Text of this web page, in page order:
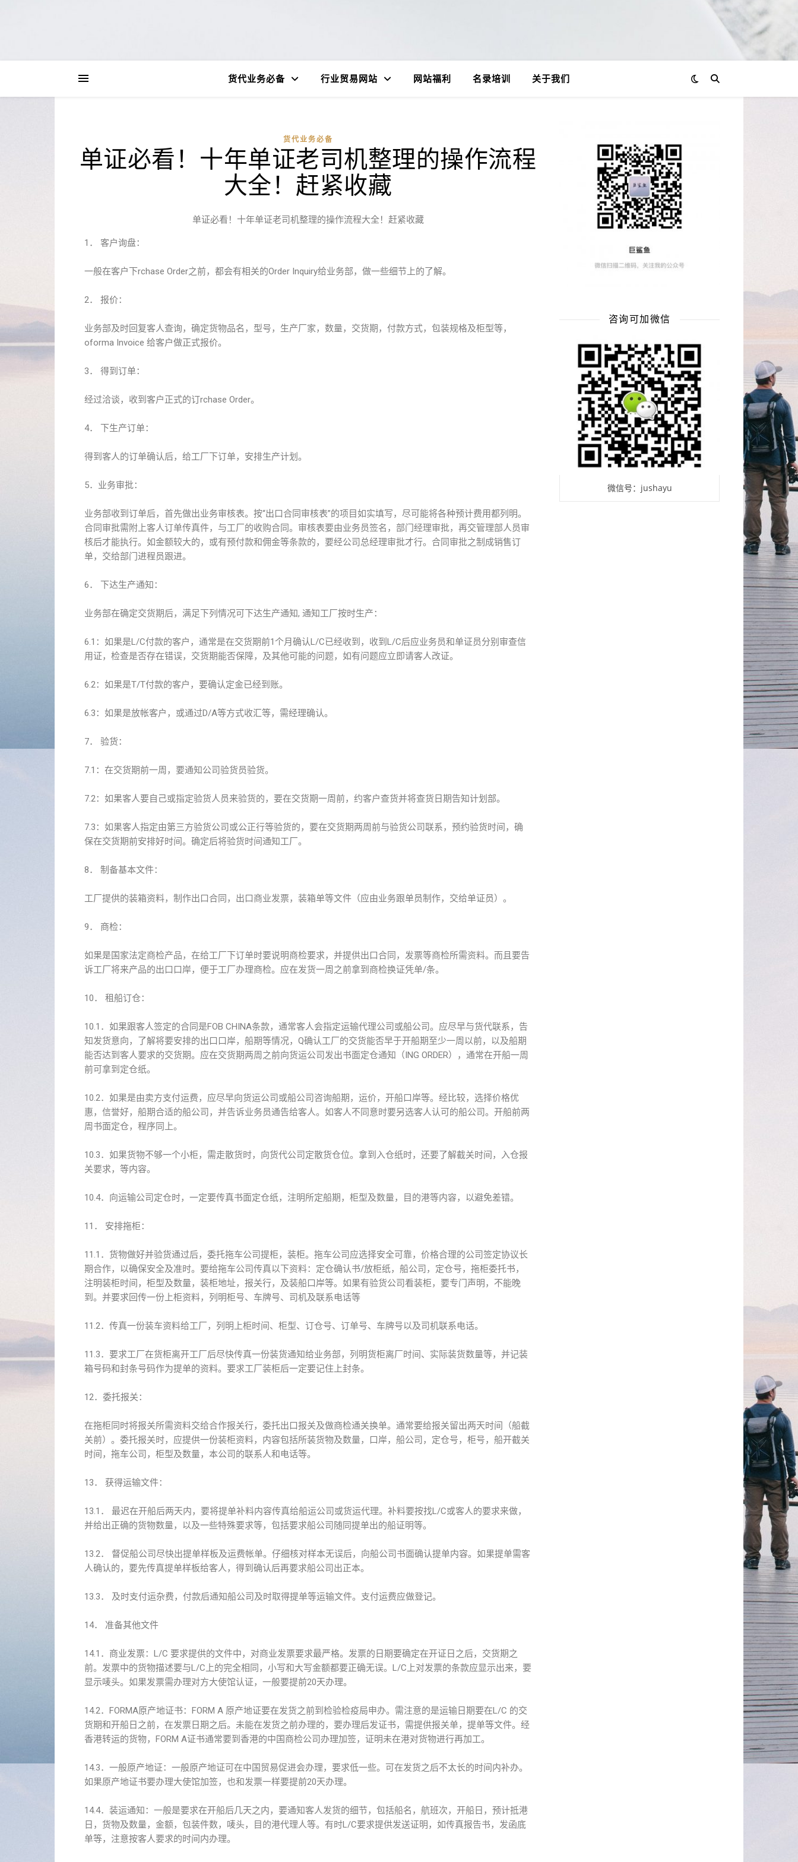
货代业务必备 行业贸易网站 网站福利 名录培训 关于我们
货代业务必备
单证必看！十年单证老司机整理的操作流程
大全！赶紧收藏
单证必看！十年单证老司机整理的操作流程大全！赶紧收藏
1． 客户询盘：
一般在客户下rchase Order之前，都会有相关的Order Inquiry给业务部，做一些细节上的了解。
2． 报价：
业务部及时回复客人查询，确定货物品名，型号，生产厂家，数量，交货期，付款方式，包装规格及柜型等，
oforma Invoice 给客户做正式报价。
3． 得到订单：
经过洽谈，收到客户正式的订rchase Order。
4． 下生产订单：
得到客人的订单确认后，给工厂下订单，安排生产计划。
5．业务审批：
业务部收到订单后，首先做出业务审核表。按“出口合同审核表”的项目如实填写，尽可能将各种预计费用都列明。
合同审批需附上客人订单传真件，与工厂的收购合同。审核表要由业务员签名，部门经理审批，再交管理部人员审
核后才能执行。如金额较大的，或有预付款和佣金等条款的，要经公司总经理审批才行。合同审批之制成销售订
单，交给部门进程员跟进。
6． 下达生产通知：
业务部在确定交货期后，满足下列情况可下达生产通知, 通知工厂按时生产：
6.1：如果是L/C付款的客户，通常是在交货期前1个月确认L/C已经收到，收到L/C后应业务员和单证员分别审查信
用证，检查是否存在错误，交货期能否保障，及其他可能的问题，如有问题应立即请客人改证。
6.2：如果是T/T付款的客户，要确认定金已经到账。
6.3：如果是放帐客户，或通过D/A等方式收汇等，需经理确认。
7． 验货：
7.1：在交货期前一周，要通知公司验货员验货。
7.2：如果客人要自己或指定验货人员来验货的，要在交货期一周前，约客户查货并将查货日期告知计划部。
7.3：如果客人指定由第三方验货公司或公正行等验货的，要在交货期两周前与验货公司联系，预约验货时间，确
保在交货期前安排好时间。确定后将验货时间通知工厂。
8． 制备基本文件：
工厂提供的装箱资料，制作出口合同，出口商业发票，装箱单等文件（应由业务跟单员制作，交给单证员）。
9． 商检：
如果是国家法定商检产品，在给工厂下订单时要说明商检要求，并提供出口合同，发票等商检所需资料。而且要告
诉工厂将来产品的出口口岸，便于工厂办理商检。应在发货一周之前拿到商检换证凭单/条。
10． 租船订仓：
10.1．如果跟客人签定的合同是FOB CHINA条款，通常客人会指定运输代理公司或船公司。应尽早与货代联系，告
知发货意向，了解将要安排的出口口岸，船期等情况，Q确认工厂的交货能否早于开船期至少一周以前，以及船期
能否达到客人要求的交货期。应在交货期两周之前向货运公司发出书面定仓通知（ING ORDER），通常在开船一周
前可拿到定仓纸。
10.2．如果是由卖方支付运费，应尽早向货运公司或船公司咨询船期，运价，开船口岸等。经比较，选择价格优
惠，信誉好，船期合适的船公司，并告诉业务员通告给客人。如客人不同意时要另选客人认可的船公司。开船前两
周书面定仓，程序同上。
10.3．如果货物不够一个小柜，需走散货时，向货代公司定散货仓位。拿到入仓纸时，还要了解截关时间，入仓报
关要求，等内容。
10.4．向运输公司定仓时，一定要传真书面定仓纸，注明所定船期，柜型及数量，目的港等内容，以避免差错。
11． 安排拖柜：
11.1．货物做好并验货通过后，委托拖车公司提柜，装柜。拖车公司应选择安全可靠，价格合理的公司签定协议长
期合作，以确保安全及准时。要给拖车公司传真以下资料：定仓确认书/放柜纸，船公司，定仓号，拖柜委托书，
注明装柜时间，柜型及数量，装柜地址，报关行，及装船口岸等。如果有验货公司看装柜，要专门声明，不能晚
到。并要求回传一份上柜资料，列明柜号、车牌号、司机及联系电话等
11.2．传真一份装车资料给工厂，列明上柜时间、柜型、订仓号、订单号、车牌号以及司机联系电话。
11.3．要求工厂在货柜离开工厂后尽快传真一份装货通知给业务部，列明货柜离厂时间、实际装货数量等，并记装
箱号码和封条号码作为提单的资料。要求工厂装柜后一定要记住上封条。
12．委托报关：
在拖柜同时将报关所需资料交给合作报关行，委托出口报关及做商检通关换单。通常要给报关留出两天时间（船截
关前）。委托报关时，应提供一份装柜资料，内容包括所装货物及数量，口岸，船公司，定仓号，柜号，船开截关
时间，拖车公司，柜型及数量，本公司的联系人和电话等。
13． 获得运输文件：
13.1． 最迟在开船后两天内，要将提单补料内容传真给船运公司或货运代理。补料要按找L/C或客人的要求来做，
并给出正确的货物数量，以及一些特殊要求等，包括要求船公司随同提单出的船证明等。
13.2． 督促船公司尽快出提单样板及运费帐单。仔细核对样本无误后，向船公司书面确认提单内容。如果提单需客
人确认的，要先传真提单样板给客人，得到确认后再要求船公司出正本。
13.3． 及时支付运杂费，付款后通知船公司及时取得提单等运输文件。支付运费应做登记。
14． 准备其他文件
14.1．商业发票：L/C 要求提供的文件中，对商业发票要求最严格。发票的日期要确定在开证日之后，交货期之
前。发票中的货物描述要与L/C上的完全相同，小写和大写金额都要正确无误。L/C上对发票的条款应显示出来，要
显示唛头。如果发票需办理对方大使馆认证，一般要提前20天办理。
14.2．FORMA原产地证书：FORM A 原产地证要在发货之前到检验检疫局申办。需注意的是运输日期要在L/C 的交
货期和开船日之前，在发票日期之后。未能在发货之前办理的，要办理后发证书，需提供报关单，提单等文件。经
香港转运的货物，FORM A证书通常要到香港的中国商检公司办理加签，证明未在港对货物进行再加工。
14.3．一般原产地证：一般原产地证可在中国贸易促进会办理，要求低一些。可在发货之后不太长的时间内补办。
如果原产地证书要办理大使馆加签，也和发票一样要提前20天办理。
14.4．装运通知：一般是要求在开船后几天之内，要通知客人发货的细节，包括船名，航班次，开船日，预计抵港
日，货物及数量，金额，包装件数，唛头，目的港代理人等。有时L/C要求提供发送证明，如传真报告书，发函底
单等，注意按客人要求的时间内办理。
咨询可加微信
微信号：jushayu